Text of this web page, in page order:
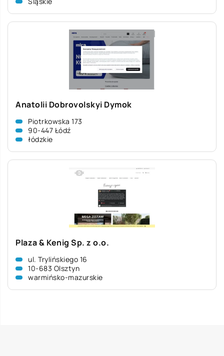
Anatolii Dobrovolskyi Dymok
Piotrkowska 173
90-447 Łódź
łódzkie
Plaza & Kenig Sp. z o.o.
ul. Trylińskiego 16
10-683 Olsztyn
warmińsko-mazurskie